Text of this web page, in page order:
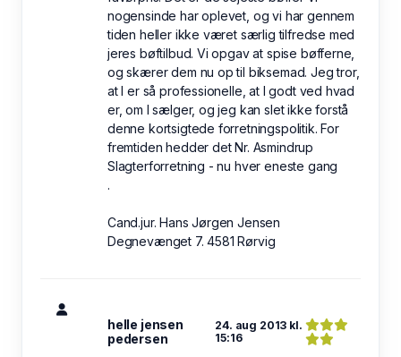
nogensinde har oplevet, og vi har gennem
tiden heller ikke været særlig tilfredse med
jeres bøftilbud. Vi opgav at spise bøfferne,
og skærer dem nu op til biksemad. Jeg tror,
at I er så professionelle, at I godt ved hvad
er, om I sælger, og jeg kan slet ikke forstå
denne kortsigtede forretningspolitik. For
fremtiden hedder det Nr. Asmindrup
Slagterforretning - nu hver eneste gang
.
Cand.jur. Hans Jørgen Jensen
Degnevænget 7. 4581 Rørvig
helle jensen
pedersen
24. aug 2013 kl.
15:16